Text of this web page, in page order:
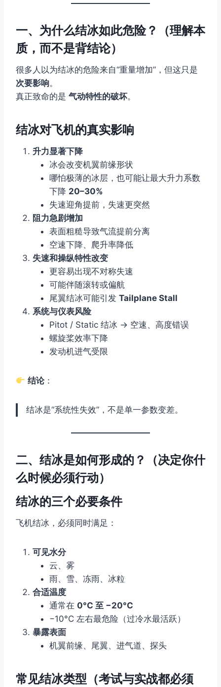
一、为什么结冰如此危险？（理解本
质，而不是背结论）
很多人以为结冰的危险来自“重量增加”，但这只是
次要影响。
真正致命的是 气动特性的破坏。
结冰对飞机的真实影响
升力显著下降
冰会改变机翼前缘形状
哪怕极薄的冰层，也可能让最大升力系数
下降 20–30%
失速迎角提前，失速更突然
阻力急剧增加
表面粗糙导致气流提前分离
空速下降、爬升率降低
失速和操纵特性改变
更容易出现不对称失速
可能伴随滚转或偏航
尾翼结冰可能引发 Tailplane Stall
系统与仪表风险
Pitot / Static 结冰 → 空速、高度错误
螺旋桨效率下降
发动机进气受限
结论：
结冰是“系统性失效”，不是单一参数变差。
二、结冰是如何形成的？（决定你什
么时候必须行动）
结冰的三个必要条件
飞机结冰，必须同时满足：
可见水分
云、雾
雨、雪、冻雨、冰粒
合适温度
通常在 0°C 至 −20°C
−10°C 左右最危险（过冷水最活跃）
暴露表面
机翼前缘、尾翼、进气道、探头
常见结冰类型（考试与实战都必须